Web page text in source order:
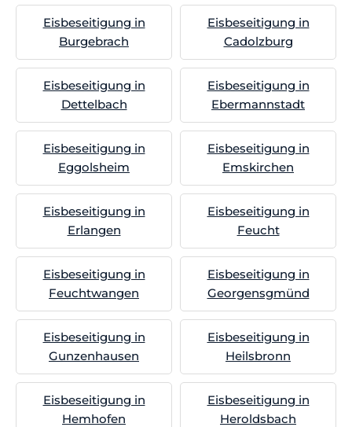
Eisbeseitigung in
Burgebrach
Eisbeseitigung in
Cadolzburg
Eisbeseitigung in
Dettelbach
Eisbeseitigung in
Ebermannstadt
Eisbeseitigung in
Eggolsheim
Eisbeseitigung in
Emskirchen
Eisbeseitigung in
Erlangen
Eisbeseitigung in
Feucht
Eisbeseitigung in
Feuchtwangen
Eisbeseitigung in
Georgensgmünd
Eisbeseitigung in
Gunzenhausen
Eisbeseitigung in
Heilsbronn
Eisbeseitigung in
Hemhofen
Eisbeseitigung in
Heroldsbach